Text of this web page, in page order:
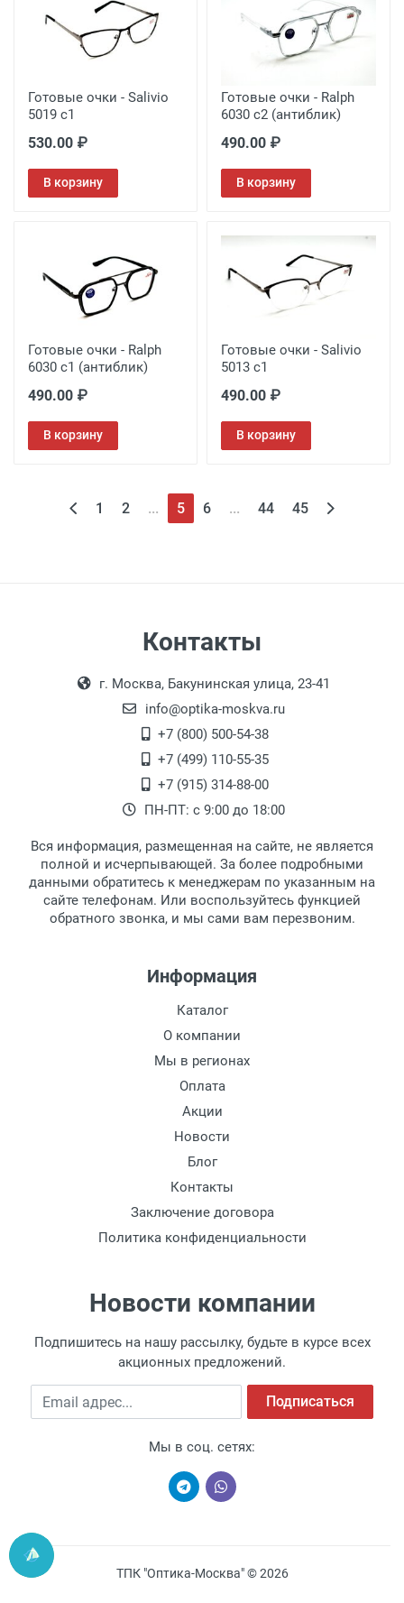
Готовые очки - Salivio
5019 c1
530.00 ₽
В корзину
Готовые очки - Ralph
6030 c2 (антиблик)
490.00 ₽
В корзину
Готовые очки - Ralph
6030 c1 (антиблик)
490.00 ₽
В корзину
Готовые очки - Salivio
5013 c1
490.00 ₽
В корзину
1 2 ... 5 6 ... 44 45
Контакты
г. Москва, Бакунинская улица, 23-41
info@optika-moskva.ru
+7 (800) 500-54-38
+7 (499) 110-55-35
+7 (915) 314-88-00
ПН-ПТ: с 9:00 до 18:00
Вся информация, размещенная на сайте, не является
полной и исчерпывающей. За более подробными
данными обратитесь к менеджерам по указанным на
сайте телефонам. Или воспользуйтесь функцией
обратного звонка, и мы сами вам перезвоним.
Информация
Каталог
О компании
Мы в регионах
Оплата
Акции
Новости
Блог
Контакты
Заключение договора
Политика конфиденциальности
Новости компании
Подпишитесь на нашу рассылку, будьте в курсе всех
акционных предложений.
Email адрес Подписаться
Мы в соц. сетях:
ТПК "Оптика-Москва" © 2026